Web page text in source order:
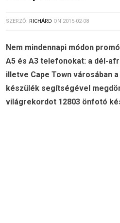
SZERZŐ: RICHÁRD ON 2015-02-08
Nem mindennapi módon
A5 és A3 telefonokat: a dél-
illetve Cape Town városában
készülék segítségével
világrekordot 12803 önfotó